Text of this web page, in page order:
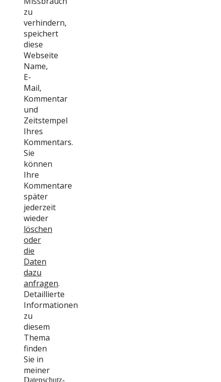
zu
verhindern,
speichert
diese
Webseite
Name,
E-
Mail,
Kommentar
und
Zeitstempel
Ihres
Kommentars.
Sie
können
Ihre
Kommentare
später
jederzeit
wieder
löschen
oder
die
Daten
dazu
anfragen.
Detaillierte
Informationen
zu
diesem
Thema
finden
Sie in
meiner
Datenschutz-